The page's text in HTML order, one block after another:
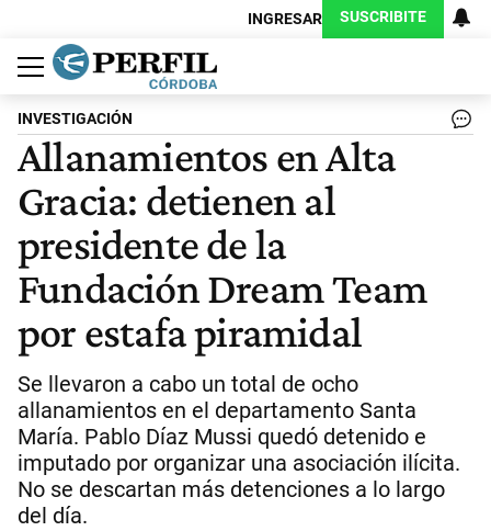
INGRESAR SUSCRIBITE
Política
Economía
Judiciales
Sociedad
Cultura
Espectáculos
Deportes
Protagonistas
INVESTIGACIÓN
Allanamientos en Alta
Gracia: detienen al
presidente de la
Fundación Dream Team
por estafa piramidal
Se llevaron a cabo un total de ocho
allanamientos en el departamento Santa
María. Pablo Díaz Mussi quedó detenido e
imputado por organizar una asociación ilícita.
No se descartan más detenciones a lo largo
del día.